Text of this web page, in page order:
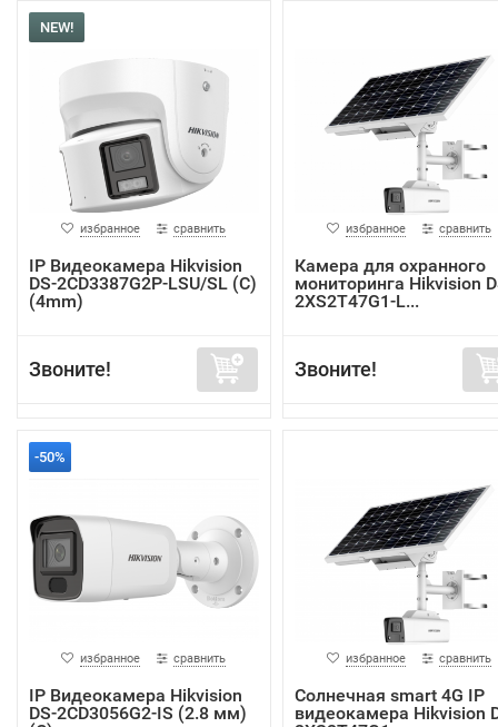
NEW!
избранное сравнить
IP Видеокамера Hikvision
DS-2CD3387G2P-LSU/SL (C)
(4mm)
Звоните!
избранное сравнить
Камера для охранного
мониторинга Hikvision
2XS2T47G1-L...
Звоните!
-50%
избранное сравнить
IP Видеокамера Hikvision
DS-2CD3056G2-IS (2.8 мм)
избранное сравнить
Cолнечная smart 4G IP
видеокамера Hikvision